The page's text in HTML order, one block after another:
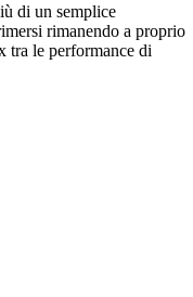
di un semplice
rimanendo a proprio
tra le performance di